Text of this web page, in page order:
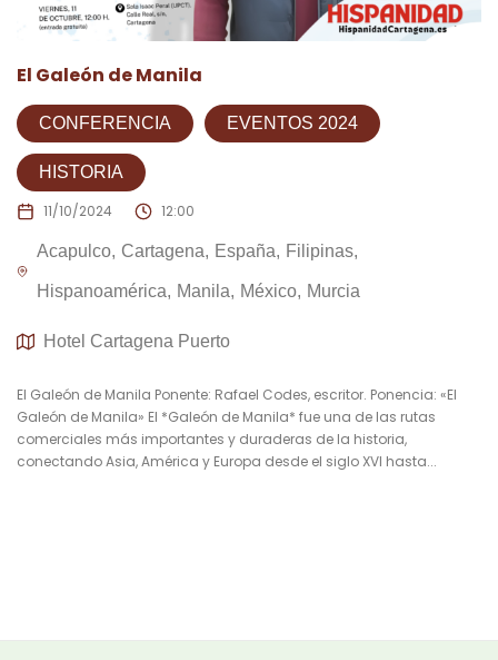
El Galeón de Manila
CONFERENCIA EVENTOS 2024
HISTORIA
11/10/2024 12:00
Acapulco Cartagena España Filipinas
Hispanoamérica Manila México Murcia
Hotel Cartagena Puerto
El Galeón de Manila Ponente: Rafael Codes, escritor. Ponencia: «El
Galeón de Manila» El *Galeón de Manila* fue una de las rutas
comerciales más importantes y duraderas de la historia,
conectando Asia, América y Europa desde el siglo XVI hasta...